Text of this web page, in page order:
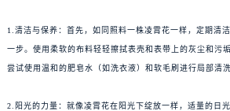
1.清洁与保养：首先，如同照料一株凌霄花一样，定期清
一步。使用柔软的布料轻轻擦拭表壳和表带上的灰尘和污
尝试使用温和的肥皂水（如洗衣液）和软毛刷进行局部清洗
2.阳光的力量：就像凌霄花在阳光下绽放一样，适量的日